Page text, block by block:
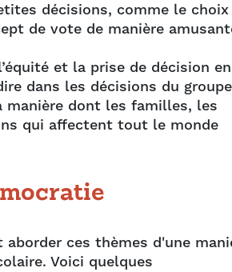
décisions, comme le choix
de vote de manière
et la prise de décision en
dans les décisions du
manière dont les familles, les
qui affectent tout le monde
ces thèmes d'une
Voici quelques